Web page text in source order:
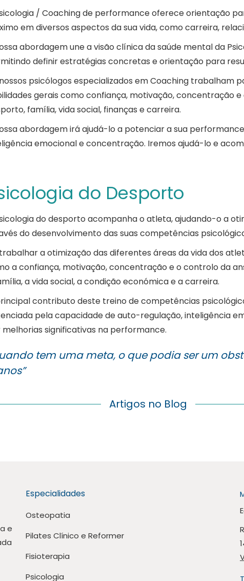
/ Coaching de performance oferece orientação
em diversos aspectos da sua vida, como carreira,
abordagem une a visão clínica da saúde mental da
definir estratégias concretas e orientação para
psicólogos especializados em Coaching trabalham
gerais como confiança, motivação, concentração
família, vida social, finanças e carreira.
abordagem irá ajudá-lo a potenciar a sua
emocional e concentração. Iremos ajudá-lo e
do Desporto
do desporto acompanha o atleta, ajudando-o a
do desenvolvimento das suas competências
a otimização das diferentes áreas da vida dos
a confiança, motivação, concentração e o controlo da
a vida social, a condição económica e a carreira.
contributo deste treino de competências
pela capacidade de auto-regulação, inteligência
melhorias significativas na performance.
tem uma meta, o que podia ser um
Artigos no Blog
e
Especialidades
Osteopatia
Pilates Clínico e Reformer
Fisioterapia
Psicologia